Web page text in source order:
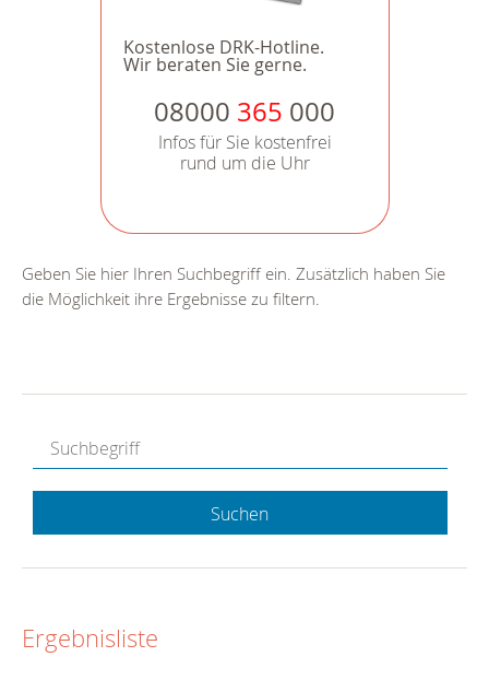
Kostenlose DRK-Hotline.
Wir beraten Sie gerne.
08000 365 000
Infos für Sie kostenfrei
rund um die Uhr
Geben Sie hier Ihren Suchbegriff ein. Zusätzlich haben Sie
die Möglichkeit ihre Ergebnisse zu filtern.
Suchen
Ergebnisliste